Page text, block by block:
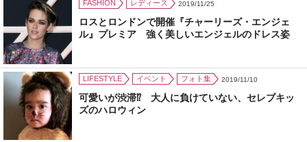
FASHION レディース 2019/11/25
ロスとロンドンで開催『チャーリーズ・エンジェ
ル』プレミア 強く美しいエンジェルのドレス姿
LIFESTYLE イベント フォト集 2019/11/10
可愛いが渋滞⁉ 大人に負けていない、セレブキッ
ズのハロウィン